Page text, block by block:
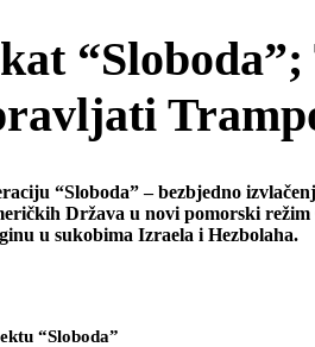
“Sloboda”;
“Sloboda” – bezbjedno
Država u novi pomorski
u sukobima Izraela i Hezbolaha.
“Sloboda”